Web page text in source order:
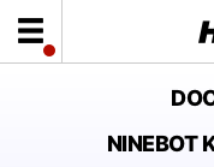
NINEBOT